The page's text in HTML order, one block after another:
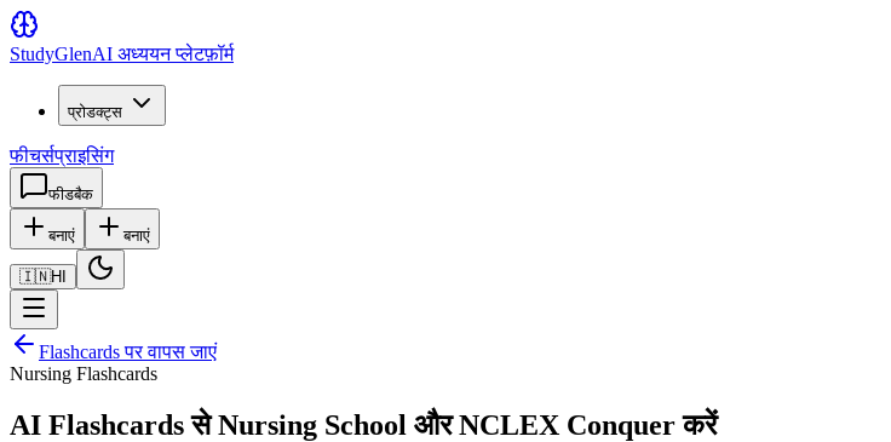
StudyGlenAI अध्ययन प्लेटफ़ॉर्म
प्रोडक्ट्स
फीचर्सप्राइसिंग
फीडबैक
बनाएं बनाएं
🇮🇳HI
Flashcards पर वापस जाएं
Nursing Flashcards
AI Flashcards से Nursing School और NCLEX Conquer करें